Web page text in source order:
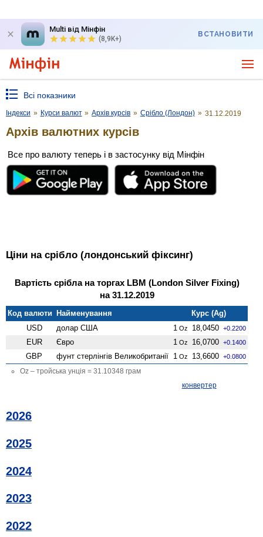
Multi від Мінфін
(8,9K+)
ВСТАНОВИТИ
Всі показники
Індекси » Курси валют » Архів курсів » Срібло (Лондон) » 31.12.2019
Архів валютних курсів
Все про валюту теперь і в застосунку від Мінфін
Ціни на срібло (лондонський фіксинг)
Вартість срібла на торгах LBM (London Silver Fixing)
на 31.12.2019
Код валюти Найменування
Курс (Ag)
USD
долар США 1 Oz 18,0450 +0.2200
EUR Євро 1 Oz 16,0700 +0.1400
GBP фунт стерлінгів Велико­британії 1 Oz 13,6600 +0.0800
Oz – тройська унція = 31.10348 грам
конвертер
2026
2025
2024
2023
2022